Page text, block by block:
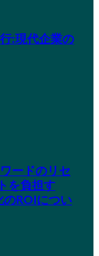
:現代企業の
ードのリセ
を負担す
のROIについ